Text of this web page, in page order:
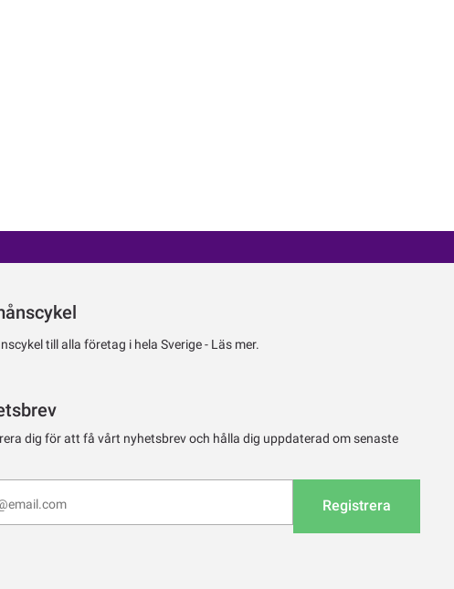
till alla företag i hela Sverige - Läs mer.
dig för att få vårt nyhetsbrev och hålla dig uppdaterad om senaste
Registrera